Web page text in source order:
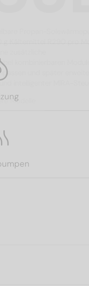
flexibel kombinierbaren
anpassen und später
und intelligenter
Weitere Modelle